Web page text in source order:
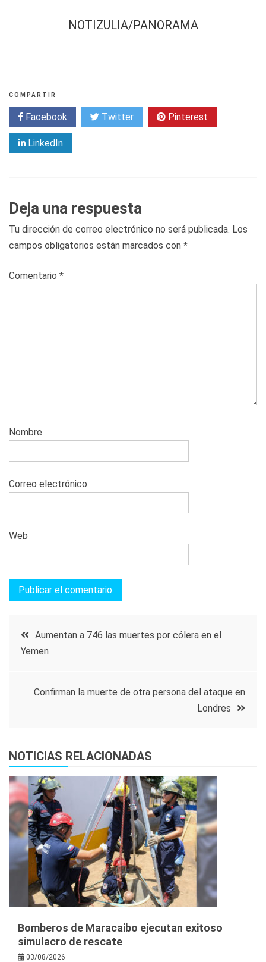
NOTIZULIA/PANORAMA
COMPARTIR
Facebook Twitter Pinterest
LinkedIn
Deja una respuesta
Tu dirección de correo electrónico no será publicada. Los
campos obligatorios están marcados con *
Comentario *
Nombre
Correo electrónico
Web
Navegación
entradas
Aumentan a 746 las muertes por cólera en el
Yemen
Confirman la muerte de otra persona del ataque en
Londres
NOTICIAS RELACIONADAS
Bomberos de Maracaibo ejecutan exitoso
simulacro de rescate
03/08/2026